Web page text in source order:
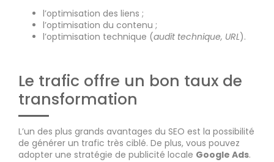
l’optimisation des liens ;
l’optimisation du contenu ;
l’optimisation technique (audit technique, URL).
Le trafic offre un bon taux de
transformation
L’un des plus grands avantages du SEO est la possibilité
de générer un trafic très ciblé. De plus, vous pouvez
adopter une stratégie de publicité locale Google Ads.